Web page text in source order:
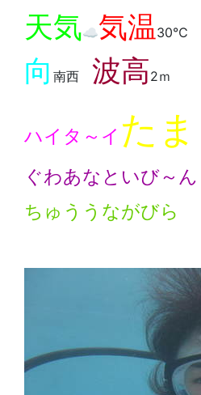
天気☁️気温 30℃
向 南西 波高2ｍ
ハイタ～イ たま
ぐわあなといび～ん
ちゅううながびら